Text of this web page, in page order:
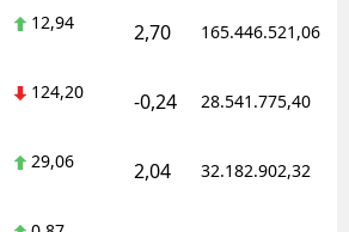
Eskişehir
12,94 2,70 165.446.521,06
124,20 -0,24 28.541.775,40
29,06 2,04 32.182.902,32